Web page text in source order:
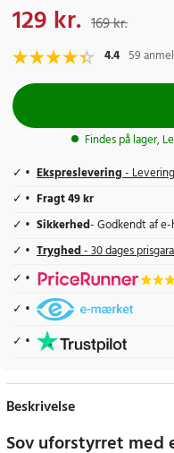
Nuværende pris
129 kr. 169 kr.
4.4 59
Findes på lager,
Ekspreslevering-
Fragt 49 kr
Sikkerhed- Godkendt af
Tryghed- 30 dages
Beskrivelse
Sov uforstyrret